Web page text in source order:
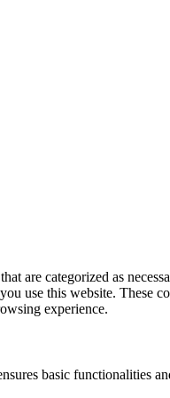
are categorized as
use this website. These
experience.
basic functionalities